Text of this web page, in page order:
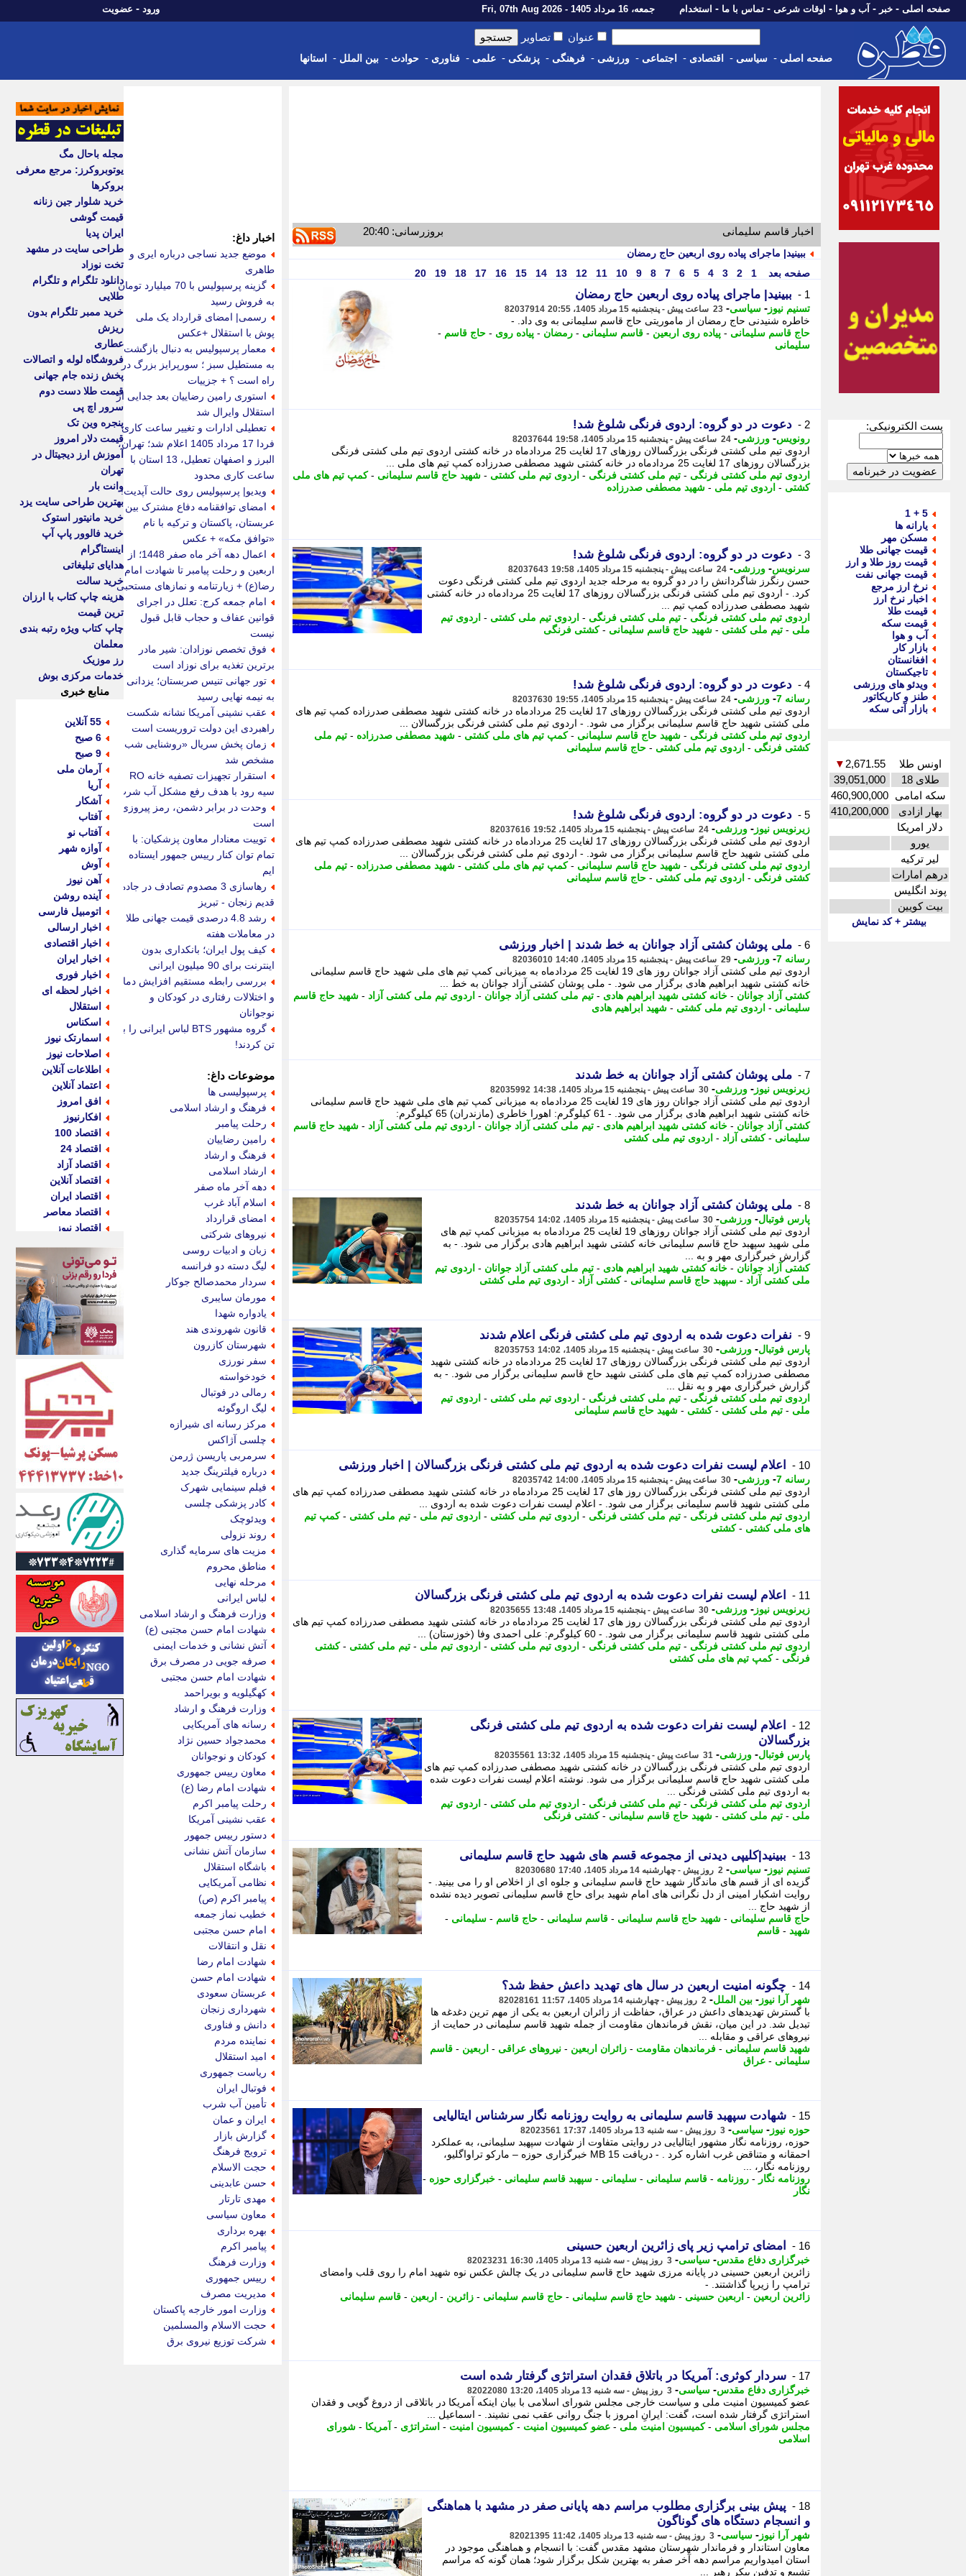
صفحه اصلی - خبر - آب و هوا - اوقات شرعی - تماس با ما - استخدام جمعه، 16 مرداد 1405 - Fri, 07th Aug 2026 ورود - عضویت
عنوان تصاویر
صفحه اصلی - سیاسی - اقتصادی - اجتماعی - ورزشی - فرهنگی - پزشکی - علمی - فناوری - حوادث - بین الملل - استانها
پست الکترونیکی:
5 + 1
یارانه ها
مسکن مهر
قیمت جهانی طلا
قیمت روز طلا و ارز
قیمت جهانی نفت
نرخ ارز مرجع
اخبار نرخ ارز
قیمت طلا
قیمت سکه
آب و هوا
بازار کار
افغانستان
تاجیکستان
ویدئو های ورزشی
طنز و کاریکاتور
بازار آتی سکه
اونس طلا 2,671.55
▼
طلای 18
39,051,000
سکه امامی 460,900,000
بهار ازادی
410,200,000
دلار امریکا
یورو
لیر ترکیه
درهم امارات
پوند انگلیس
بیت کویین
بیشتر + کد نمایش
اخبار قاسم سلیمانی بروزرسانی: 20:40
ببینید| ماجرای پیاده روی اربعین حاج رمضان
صفحه بعد
1
2
3
4
5
6
7
8
9
10
11
12
13
14
15
16
17
18
19
20
1 - ببینید| ماجرای پیاده روی اربعین حاج رمضان
تسنیم نیوز - سیاسی- 23 ساعت پیش - پنجشنبه 15 مرداد 1405، 20:55 82037914
خاطره شنیدنی حاج رمضان از ماموریتی حاج قاسم سلیمانی به وی داد. -
حاج قاسم سلیمانی - پیاده روی اربعین - قاسم سلیمانی - رمضان - پیاده روی - حاج قاسم -
سلیمانی
2 - دعوت در دو گروه: اردوی فرنگی شلوغ شد!
رونویس- ورزشی- 24 ساعت پیش - پنجشنبه 15 مرداد 1405، 19:58 82037644
اردوی تیم ملی کشتی فرنگی بزرگسالان روزهای 17 لغایت 25 مردادماه در خانه کشتی اردوی تیم ملی کشتی فرنگی
بزرگسالان روزهای 17 لغایت 25 مردادماه در خانه کشتی شهید مصطفی صدرزاده کمپ تیم های ملی ...
اردوی تیم ملی کشتی فرنگی - تیم ملی کشتی فرنگی - اردوی تیم ملی کشتی - شهید حاج قاسم سلیمانی -کمپ تیم های ملی
کشتی - اردوی تیم ملی - شهید مصطفی صدرزاده
3 - دعوت در دو گروه: اردوی فرنگی شلوغ شد!
سرنویس- ورزشی- 24 ساعت پیش - پنجشنبه 15 مرداد 1405، 19:58 82037643
حسن رنگرز شاگردانش را در دو گروه به مرحله جدید اردوی تیم ملی کشتی فرنگی دعوت
کرد. - اردوی تیم ملی کشتی فرنگی بزرگسالان روزهای 17 لغایت 25 مردادماه در خانه کشتی
شهید مصطفی صدرزاده کمپ تیم ...
اردوی تیم ملی کشتی فرنگی - تیم ملی کشتی فرنگی - اردوی تیم ملی کشتی - اردوی تیم
ملی - تیم ملی کشتی - شهید حاج قاسم سلیمانی -کشتی فرنگی
4 - دعوت در دو گروه: اردوی فرنگی شلوغ شد!
رسانه 7 - ورزشی- 24 ساعت پیش - پنجشنبه 15 مرداد 1405، 19:55 82037630
اردوی تیم ملی کشتی فرنگی بزرگسالان روزهای 17 لغایت 25 مردادماه در خانه کشتی شهید مصطفی صدرزاده کمپ تیم های
ملی کشتی شهید حاج قاسم سلیمانی برگزار می شود. - اردوی تیم ملی کشتی فرنگی بزرگسالان ...
اردوی تیم ملی کشتی فرنگی - شهید حاج قاسم سلیمانی -کمپ تیم های ملی کشتی - شهید مصطفی صدرزاده - تیم ملی
کشتی فرنگی - اردوی تیم ملی کشتی - حاج قاسم سلیمانی
5 - دعوت در دو گروه: اردوی فرنگی شلوغ شد!
زیرنویس نیوز - ورزشی- 24 ساعت پیش - پنجشنبه 15 مرداد 1405، 19:52 82037616
اردوی تیم ملی کشتی فرنگی بزرگسالان روزهای 17 لغایت 25 مردادماه در خانه کشتی شهید مصطفی صدرزاده کمپ تیم های
ملی کشتی شهید حاج قاسم سلیمانی برگزار می شود. - اردوی تیم ملی کشتی فرنگی بزرگسالان ...
اردوی تیم ملی کشتی فرنگی - شهید حاج قاسم سلیمانی -کمپ تیم های ملی کشتی - شهید مصطفی صدرزاده - تیم ملی
کشتی فرنگی - اردوی تیم ملی کشتی - حاج قاسم سلیمانی
6 - ملی پوشان کشتی آزاد جوانان به خط شدند | اخبار ورزشی
رسانه 7 - ورزشی- 29 ساعت پیش - پنجشنبه 15 مرداد 1405، 14:40 82036010
اردوی تیم ملی کشتی آزاد جوانان روز های 19 لغایت 25 مردادماه به میزبانی کمپ تیم های ملی شهید حاج قاسم سلیمانی
خانه کشتی شهید ابراهیم هادی برگزار می شود. - ملی پوشان کشتی آزاد جوانان به خط ...
کشتی آزاد جوانان - خانه کشتی شهید ابراهیم هادی - تیم ملی کشتی آزاد جوانان - اردوی تیم ملی کشتی آزاد - شهید حاج قاسم
سلیمانی - اردوی تیم ملی کشتی - شهید ابراهیم هادی
7 - ملی پوشان کشتی آزاد جوانان به خط شدند
زیرنویس نیوز - ورزشی- 30 ساعت پیش - پنجشنبه 15 مرداد 1405، 14:38 82035992
اردوی تیم ملی کشتی آزاد جوانان روز های 19 لغایت 25 مردادماه به میزبانی کمپ تیم های ملی شهید حاج قاسم سلیمانی
خانه کشتی شهید ابراهیم هادی برگزار می شود. - 61 کیلوگرم: اهورا خاطری (مازندران) 65 کیلوگرم:
کشتی آزاد جوانان - خانه کشتی شهید ابراهیم هادی - تیم ملی کشتی آزاد جوانان - اردوی تیم ملی کشتی آزاد - شهید حاج قاسم
سلیمانی -کشتی آزاد - اردوی تیم ملی کشتی
8 - ملی پوشان کشتی آزاد جوانان به خط شدند
پارس فوتبال- ورزشی- 30 ساعت پیش - پنجشنبه 15 مرداد 1405، 14:02 82035754
اردوی تیم ملی کشتی آزاد جوانان روزهای 19 لغایت 25 مردادماه به میزبانی کمپ تیم های
ملی شهید سپهبد حاج قاسم سلیمانی خانه کشتی شهید ابراهیم هادی برگزار می شود. - به
گزارش خبرگزاری مهر و به ...
کشتی آزاد جوانان - خانه کشتی شهید ابراهیم هادی - تیم ملی کشتی آزاد جوانان - اردوی تیم
ملی کشتی آزاد - سپهبد حاج قاسم سلیمانی -کشتی آزاد - اردوی تیم ملی کشتی
9 - نفرات دعوت شده به اردوی تیم ملی کشتی فرنگی اعلام شدند
پارس فوتبال- ورزشی- 30 ساعت پیش - پنجشنبه 15 مرداد 1405، 14:02 82035753
اردوی تیم ملی کشتی فرنگی بزرگسالان روزهای 17 لغایت 25 مردادماه در خانه کشتی شهید
مصطفی صدرزاده کمپ تیم های ملی کشتی شهید حاج قاسم سلیمانی برگزار می شود. - به
گزارش خبرگزاری مهر و به نقل ...
اردوی تیم ملی کشتی فرنگی - تیم ملی کشتی فرنگی - اردوی تیم ملی کشتی - اردوی تیم
ملی - تیم ملی کشتی -کشتی - شهید حاج قاسم سلیمانی
10 - اعلام لیست نفرات دعوت شده به اردوی تیم ملی کشتی فرنگی بزرگسالان | اخبار ورزشی
رسانه 7 - ورزشی- 30 ساعت پیش - پنجشنبه 15 مرداد 1405، 14:00 82035742
اردوی تیم ملی کشتی فرنگی بزرگسالان روز های 17 لغایت 25 مردادماه در خانه کشتی شهید مصطفی صدرزاده کمپ تیم های
ملی کشتی شهید قاسم سلیمانی برگزار می شود. - اعلام لیست نفرات دعوت شده به اردوی ...
اردوی تیم ملی کشتی فرنگی - تیم ملی کشتی فرنگی - اردوی تیم ملی کشتی - اردوی تیم ملی - تیم ملی کشتی -کمپ تیم
های ملی کشتی -کشتی
11 - اعلام لیست نفرات دعوت شده به اردوی تیم ملی کشتی فرنگی بزرگسالان
زیرنویس نیوز - ورزشی- 30 ساعت پیش - پنجشنبه 15 مرداد 1405، 13:48 82035655
اردوی تیم ملی کشتی فرنگی بزرگسالان روز های 17 لغایت 25 مردادماه در خانه کشتی شهید مصطفی صدرزاده کمپ تیم های
ملی کشتی شهید قاسم سلیمانی برگزار می شود. - 60 کیلوگرم: علی احمدی وفا (خوزستان) ...
اردوی تیم ملی کشتی فرنگی - تیم ملی کشتی فرنگی - اردوی تیم ملی کشتی - اردوی تیم ملی - تیم ملی کشتی -کشتی
فرنگی -کمپ تیم های ملی کشتی
12 -
اعلام لیست نفرات دعوت شده به اردوی تیم ملی کشتی فرنگی
بزرگسالان
پارس فوتبال- ورزشی- 31 ساعت پیش - پنجشنبه 15 مرداد 1405، 13:32 82035561
اردوی تیم ملی کشتی فرنگی بزرگسالان در خانه کشتی شهید مصطفی صدرزاده کمپ تیم های
ملی کشتی شهید حاج قاسم سلیمانی برگزار می شود. نوشته اعلام لیست نفرات دعوت شده
به اردوی تیم ملی کشتی فرنگی ...
اردوی تیم ملی کشتی فرنگی - تیم ملی کشتی فرنگی - اردوی تیم ملی کشتی - اردوی تیم
ملی - تیم ملی کشتی - شهید حاج قاسم سلیمانی -کشتی فرنگی
13 - ببینید|کلیپی دیدنی از مجموعه قسم های شهید حاج قاسم سلیمانی
تسنیم نیوز - سیاسی- 2 روز پیش - چهارشنبه 14 مرداد 1405، 17:40 82030680
گزیده ای از قسم های ماندگار شهید حاج قاسم سلیمانی و جلوه ای از اخلاص او را می بینید. -
روایت اشکبار امینی از دل نگرانی های امام شهید برای حاج قاسم سلیمانی تصویر دیده نشده
از شهید حاج ...
حاج قاسم سلیمانی - شهید حاج قاسم سلیمانی - قاسم سلیمانی - حاج قاسم - سلیمانی -
شهید - قاسم
14 - چگونه امنیت اربعین در سال های تهدید داعش حفظ شد؟
شهر آرا نیوز - بین الملل- 2 روز پیش - چهارشنبه 14 مرداد 1405، 11:57 82028161
با گسترش تهدیدهای داعش در عراق، حفاظت از زائران اربعین به یکی از مهم ترین دغدغه ها
تبدیل شد. در این میان، نقش فرماندهان مقاومت از جمله شهید قاسم سلیمانی در حمایت از
نیروهای عراقی و مقابله ...
شهید قاسم سلیمانی - فرماندهان مقاومت - زائران اربعین - نیروهای عراقی - اربعین - قاسم
سلیمانی - عراق
15 - شهادت سپهبد قاسم سلیمانی به روایت روزنامه نگار سرشناس ایتالیایی
حوزه نیوز - سیاسی- 3 روز پیش - سه شنبه 13 مرداد 1405، 17:37 82023561
حوزه، روزنامه نگار مشهور ایتالیایی در روایتی متفاوت از شهادت سپهبد سلیمانی، به عملکرد
احمقانه و متناقض غرب اشاره کرد . - دریافت 15 MB خبرگزاری حوزه – مارکو تراواگلیو،
روزنامه نگار، ...
روزنامه نگار - روزنامه - قاسم سلیمانی - سلیمانی - سپهبد قاسم سلیمانی - خبرگزاری حوزه -
نگار
16 - امضای ترامپ زیر پای زائرین اربعین حسینی
خبرگزاری دفاع مقدس- سیاسی- 3 روز پیش - سه شنبه 13 مرداد 1405، 16:30 82023231
زائرین اربعین حسینی در پایانه مرزی شهید حاج قاسم سلیمانی در یک چالش عکس نوه شهید امام را روی قلب وامضای
ترامپ را زیرپا گذاشتند. -
زائرین اربعین - اربعین حسینی - شهید حاج قاسم سلیمانی - حاج قاسم سلیمانی - زائرین - اربعین - قاسم سلیمانی
17 - سردار کوثری: آمریکا در باتلاق فقدان استراتژی گرفتار شده است
خبرگزاری دفاع مقدس- سیاسی- 3 روز پیش - سه شنبه 13 مرداد 1405، 13:20 82022080
عضو کمیسیون امنیت ملی و سیاست خارجی مجلس شورای اسلامی با بیان اینکه آمریکا در باتلاقی از دروغ گویی و فقدان
استراتژی گرفتار شده است، گفت: ایرانِ امروز با جنگ روانی عقب نمی نشیند. - اسماعیل ...
مجلس شورای اسلامی -کمیسیون امنیت ملی - عضو کمیسیون امنیت -کمیسیون امنیت - استراتژی - آمریکا - شورای
اسلامی
18 -
پیش بینی برگزاری مطلوب مراسم دهه پایانی صفر در مشهد با هماهنگی
و انسجام دستگاه های گوناگون
شهر آرا نیوز - سیاسی- 3 روز پیش - سه شنبه 13 مرداد 1405، 11:42 82021395
معاون استاندار و فرماندار شهرستان مشهد مقدس گفت: با انسجام و هماهنگی موجود در
استان امیدواریم مراسم دهه آخر صفر به بهترین شکل برگزار شود؛ همان گونه که مراسم
تشییع و تدفین پیکر رهبر ...
اخبار داغ:
موضع جدید نساجی درباره ایری و
طاهری
گزینه پرسپولیس با 70 میلیارد تومان
به فروش رسید
رسمی| امضای قرارداد یک ملی
پوش با استقلال +عکس
معمار پرسپولیس به دنبال بازگشت
به مستطیل سبز ؛ سورپرایز بزرگ در
راه است ؟ + جزییات
استوری رامین رضاییان بعد جدایی از
استقلال وایرال شد
تعطیلی ادارات و تغییر ساعت کاری
فردا 17 مرداد 1405 اعلام شد؛ تهران،
البرز و اصفهان تعطیل، 13 استان با
ساعت کاری محدود
ویدیو| پرسپولیس روی حالت آپدیت!
امضای توافقنامه دفاع مشترک بین
عربستان، پاکستان و ترکیه با نام
«توافق مکه» + عکس
اعمال دهه آخر ماه صفر 1448؛ از
اربعین و رحلت پیامبر تا شهادت امام
رضا(ع) + زیارتنامه و نمازهای مستحبی
امام جمعه کرج: تعلل در اجرای
قوانین عفاف و حجاب قابل قبول
نیست
فوق تخصص نوزادان: شیر مادر
برترین تغذیه برای نوزاد است
تور جهانی تنیس صربستان؛ یزدانی
به نیمه نهایی رسید
عقب نشینی آمریکا نشانه شکست
راهبردی این دولت تروریست است
زمان پخش سریال «روشنایی شب»
مشخص شد
استقرار تجهیزات تصفیه خانه RO
سیه رود با هدف رفع مشکل آب شرب
وحدت در برابر دشمن، رمز پیروزی
است
توییت معنادار معاون پزشکیان: با
تمام توان کنار رییس جمهور ایستاده
ایم
رهاسازی 3 مصدوم تصادف در جاده
قدیم زنجان - تبریز
رشد 4.8 درصدی قیمت جهانی طلا
در معاملات هفته
کیف پول ایران؛ بانکداری بدون
اینترنت برای 90 میلیون ایرانی
بررسی رابطه مستقیم افزایش دما
و اختلالات رفتاری در کودکان و
نوجوانان
گروه مشهور BTS لباس ایرانی را بر
تن کردند!
موضوعات داغ:
پرسپولیسی ها
فرهنگ و ارشاد اسلامی
رحلت پیامبر
رامین رضاییان
فرهنگ و ارشاد
ارشاد اسلامی
دهه آخر ماه صفر
اسلام آباد غرب
امضای قرارداد
نیروهای شرکتی
زبان و ادبیات روسی
لیگ دسته دو فرانسه
سردار محمدصالح جوکار
مورمان سایبری
یادواره شهدا
قانون شهروندی هند
شهرستان کازرون
سفر نورزی
خودخواسته
رمالی در فوتبال
لیگ اروگوئه
مرکز رسانه ای شیرازه
چلسی آژاکس
سرمربی پاریسن ژرمن
درباره فیلترینگ جدید
فیلم سینمایی شهرک
کادر پزشکی چلسی
ویدئوچک
روند نزولی
مزیت های سرمایه گذاری
مناطق محروم
مرحله نهایی
لباس ایرانی
وزارت فرهنگ و ارشاد اسلامی
شهادت امام حسن مجتبی (ع)
آتش نشانی و خدمات ایمنی
صرفه جویی در مصرف برق
شهادت امام حسن مجتبی
کهگیلویه و بویراحمد
وزارت فرهنگ و ارشاد
رسانه های آمریکایی
محمدجواد حسین نژاد
کودکان و نوجوانان
معاون رییس جمهوری
شهادت امام رضا (ع)
رحلت پیامبر اکرم
عقب نشینی آمریکا
دستور رییس جمهور
سازمان آتش نشانی
باشگاه استقلال
نظامی آمریکایی
پیامبر اکرم (ص)
خطیب نماز جمعه
امام حسن مجتبی
نقل و انتقالات
شهادت امام رضا
شهادت امام حسن
عربستان سعودی
شهرداری زنجان
دانش و فناوری
نماینده مردم
امید استقلال
ریاست جمهوری
فوتبال ایران
تأمین آب شرب
ایران و عمان
گزارش بازار
ترویج فرهنگ
حجت الاسلام
حسن عابدینی
مهدی تارتار
معاون سیاسی
بهره برداری
پیامبر اکرم
وزارت فرهنگ
رییس جمهوری
مدیریت مصرف
وزارت امور خارجه پاکستان
حجت الاسلام والمسلمین
شرکت توزیع نیروی برق
مجله باحال مگ
یوتوبروکرز: مرجع معرفی
بروکرها
خرید شلوار جین زنانه
قیمت گوشی
ایران پدیا
طراحی سایت در مشهد
تخت نوزاد
دانلود تلگرام و تلگرام
طلایی
خرید ممبر تلگرام بدون
ریزش
عطاری
فروشگاه لوله و اتصالات
پخش زنده جام جهانی
قیمت طلا دست دوم
سرور اچ پی
پنجره وین تک
قیمت دلار امروز
آموزش ارز دیجیتال در
تهران
وانت بار
بهترین طراحی سایت یزد
خرید مانیتور استوک
خرید فالوور پاپ آپ
اینستاگرام
هدایای تبلیغاتی
خرید سالت
هزینه چاپ کتاب با ارزان
ترین قیمت
چاپ کتاب ویژه رتبه بندی
معلمان
رز موزیک
خدمات مرکزی بوش
منابع خبری
55 آنلاین
6 صبح
9 صبح
آرمان ملی
آریا
آشکار
آفتاب
آفتاب نو
آوازه شهر
آوش
آهن نیوز
آینده روشن
اتومبیل فارسی
اخبار ارسالی
اخبار اقتصادی
اخبار ایران
اخبار فوری
اخبار لحظه ای
استقلال
اسکناس
اسمارتک نیوز
اصلاحات نیوز
اطلاعات آنلاین
اعتماد آنلاین
افق امروز
افکارنیوز
اقتصاد 100
اقتصاد 24
اقتصاد آزاد
اقتصاد آنلاین
اقتصاد ایران
اقتصاد معاصر
اقتصاد نیوز
اکوفارس
اکونگار
اکونیوز
الف
انتشار آنلاین
اندیشه قرن
اندیشه معاصر
اندیشه ها
انرژی پرس
ای استخدام
ایتنا
ایراف
ایران آرت
ایران آنلاین
ایران زندگی
ایران فوری
ایرانی روز
ایرانیتال
ایرنا
ایسکانیوز
ایسنا
ایکنا
ایلنا
اینتیتر
ایونا نیوز
بازتاب آنلاین
باشگاه خبرنگاران
باغستان نیوز
بامبوک
ببین و بخون
بدینسان
بنکر